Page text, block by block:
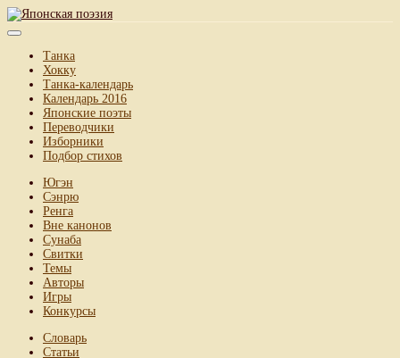
Танка
Хокку
Танка-календарь
Календарь 2016
Японские поэты
Переводчики
Изборники
Подбор стихов
Югэн
Сэнрю
Ренга
Вне канонов
Сунаба
Свитки
Темы
Авторы
Игры
Конкурсы
Словарь
Статьи